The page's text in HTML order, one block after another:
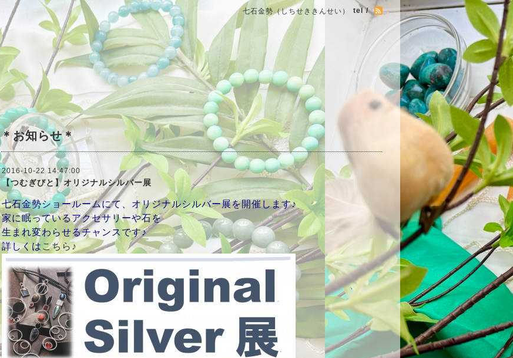
七石金勢（しちせききんせい） tel /
＊お知らせ＊
2016-10-22 14:47:00
【つむぎびと】オリジナルシルバー展
七石金勢ショールームにて、オリジナルシルバー展を開催します♪
家に眠っているアクセサリーや石を
生まれ変わらせるチャンスです♪
詳しくはこちら♪